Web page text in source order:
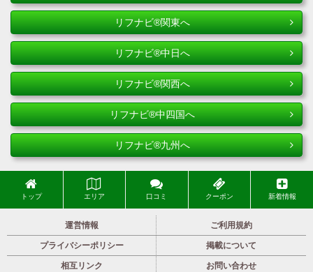
リフナビ®関東へ
リフナビ®中日へ
リフナビ®関西へ
リフナビ®中四国へ
リフナビ®九州へ
トップ エリア 口コミ クーポン 新着情報
運営情報 ご利用規約
プライバシーポリシー 掲載について
相互リンク お問い合わせ